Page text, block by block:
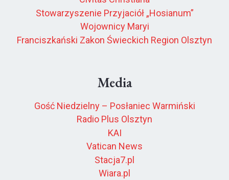
Stowarzyszenie Przyjaciół „Hosianum”
Wojownicy Maryi
Franciszkański Zakon Świeckich Region Olsztyn
Media
Gość Niedzielny – Posłaniec Warmiński
Radio Plus Olsztyn
KAI
Vatican News
Stacja7.pl
Wiara.pl